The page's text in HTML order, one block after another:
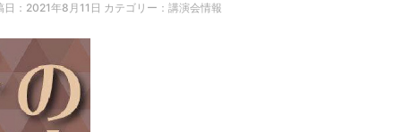
日：2021年8月11日 カテゴリー：講演会情報